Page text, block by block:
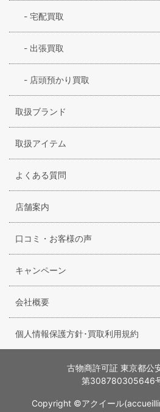
- 宅配買取
- 出張買取
- 店頭預かり買取
取扱ブランド
取扱アイテム
よくある質問
店舗案内
口コミ・お客様の声
キャンペーン
会社概要
個人情報保護方針･買取利用規約
古物商許可証 東京都公
第308780305646
Copyright ©アクイール